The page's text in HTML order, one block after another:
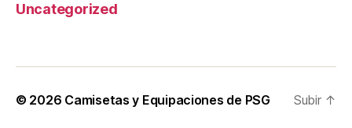
Uncategorized
© 2026 Camisetas y Equipaciones de PSG Subir ↑